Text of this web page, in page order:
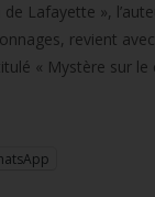
Lafayette »,
revient
« Mystère sur le